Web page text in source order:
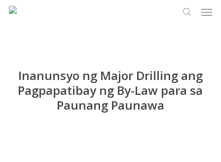
Laktawan
Inanunsyo ng Major Drilling ang
Pagpapatibay ng By-Law para sa
Paunang Paunawa